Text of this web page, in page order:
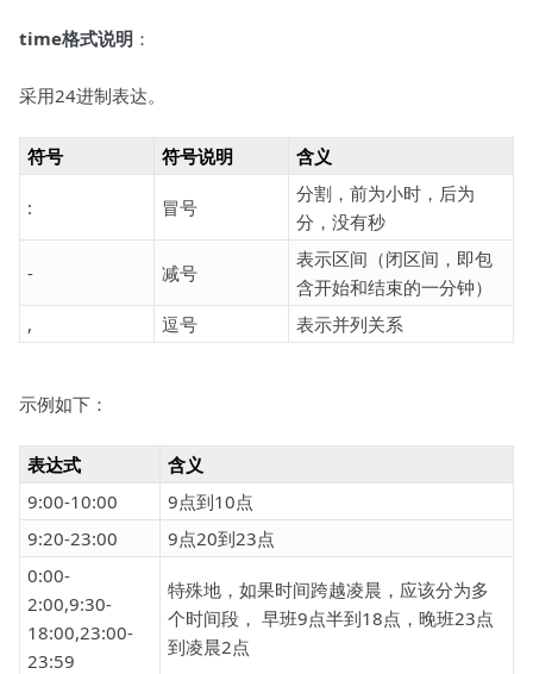
time格式说明 ：
采用24进制表达。
符号 符号说明 含义
: 冒号
分割，前为小时，后为
分，没有秒
- 减号
表示区间（闭区间，即包
含开始和结束的一分钟）
,
逗号 表示并列关系
示例如下：
表达式
含义
9:00-10:00
9点到10点
9:20-23:00
9点20到23点
0:00-
2:00,9:30-
18:00,23:00-
23:59
特殊地，如果时间跨越凌晨，应该分为多
个时间段， 早班9点半到18点，晚班23点
到凌晨2点